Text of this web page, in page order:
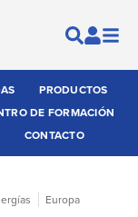
PRODUCTOS
DE FORMACIÓN
CONTACTO
Europa